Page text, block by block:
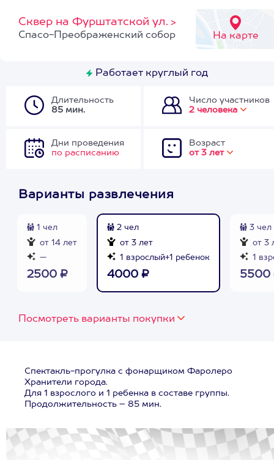
Сквер на Фурштатской ул. >
На карте
Спасо-Преображенский собор
Работает круглый год
Длительность
85 мин.
Число участников
2 человека
Дни проведения
по расписанию
Возраст
от 3 лет
Варианты развлечения
1 чел
от 14 лет
—
2500 ₽
2 чел
от 3 лет
1 взрослый+1 ребенок
4000 ₽
3 чел
от 3
1
5500
Посмотреть варианты покупки
Спектакль-прогулка с фонарщиком Фаролеро
Хранители города.
Для 1 взрослого и 1 ребенка в составе группы.
Продолжительность – 85 мин.